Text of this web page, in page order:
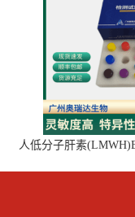
人低分子肝素